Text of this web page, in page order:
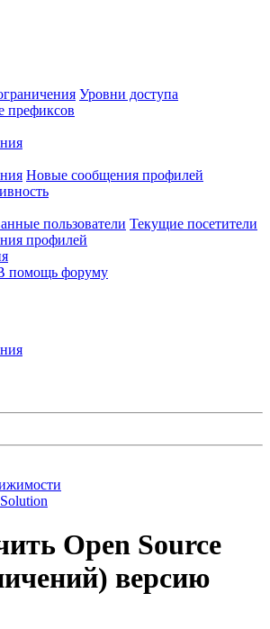
Уровни доступа
префиксов
Новые сообщения профилей
пользователи Текущие посетители
профилей
помощь форуму
Open Source
версию